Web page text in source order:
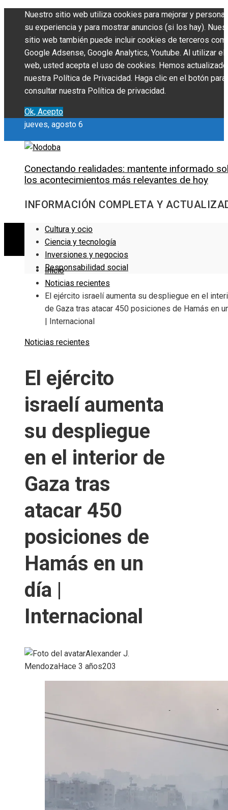
Nuestro sitio web utiliza cookies para mejorar y
su experiencia y para mostrar anuncios (si los hay).
sitio web también puede incluir cookies de terceros
Google Adsense, Google Analytics, Youtube. Al utilizar
web, usted acepta el uso de cookies. Hemos actualizado
nuestra Política de Privacidad. Haga clic en el botón para
consultar nuestra Política de privacidad.
Ok, Acepto
jueves, agosto 6
Conectando realidades: mantente informado
los acontecimientos más relevantes de hoy
INFORMACIÓN COMPLETA Y
Cultura y ocio
Ciencia y tecnología
Inversiones y negocios
Responsabilidad social
Inicio
Noticias recientes
El ejército israelí aumenta su despliegue en el
de Gaza tras atacar 450 posiciones de Hamás en
| Internacional
Noticias recientes
El ejército
israelí aumenta
su despliegue
en el interior de
Gaza tras
atacar 450
posiciones de
Hamás en un
día |
Internacional
Alexander J.
MendozaHace 3 años203